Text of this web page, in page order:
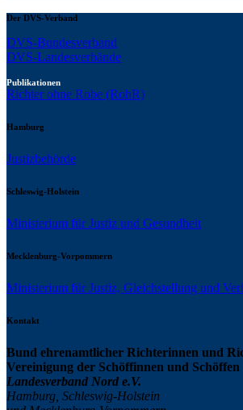
Der DVS-Verband
DVS-Bundesverband
DVS-Landesverbände
Publikationen
Richter ohne Robe (RohR)
Hamburg
Justizbehörde
Schleswig-Holstein
Ministerium für Justiz und Gesundheit
Mecklenburg-Vorpommern
Ministerium für Justiz, Gleichstellung und
Kontakt
Bund ehrenamtlicher Richterinnen und
Vereinigung der Schöffinnen und Schöffen
Landesverband Nord e.V.
Hamburg, Schleswig-Holstein